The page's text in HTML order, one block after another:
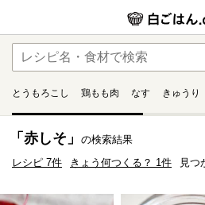
とうもろこし 鶏もも肉 なす きゅうり
「赤しそ」
の検索結果
レシピ 7件
きょう何つくる？ 1件 見つ